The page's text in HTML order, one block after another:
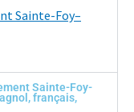
Sainte-Foy–
Sainte-Foy-
français,